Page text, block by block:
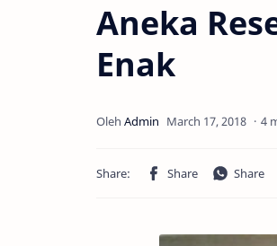
Aneka
Enak
4